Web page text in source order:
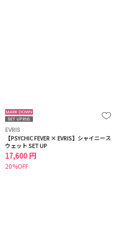
EVRIS
【PSYCHIC FEVER × EVRIS】シャイニース
ウェット SET UP
17,600 円
20%OFF